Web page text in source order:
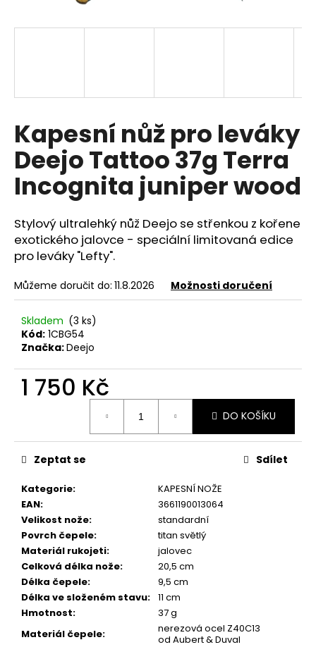
Kapesní nůž pro leváky
Deejo Tattoo 37g Terra
Incognita juniper wood
Stylový ultralehký nůž Deejo se střenkou z kořene
exotického jalovce - speciální limitovaná edice
pro leváky "Lefty".
Můžeme doručit do: 11.8.2026 Možnosti doručení
Skladem (3 ks)
Kód: 1CBG54
Značka:Deejo
1 750 Kč
DO KOŠÍKU
Kategorie:
KAPESNÍ NOŽE
EAN:
3661190013064
Velikost nože:
standardní
Povrch čepele:
titan světlý
Materiál rukojeti:
jalovec
Celková délka nože:
20,5 cm
Délka čepele:
9,5 cm
Délka ve složeném stavu: 11 cm
Hmotnost:
37 g
Materiál čepele:
nerezová ocel Z40C13
od Aubert & Duval
Zeptat se Sdílet
j
?
HLEDAT
D
o
p
r
u
č
u
e
m
DEEJO
37G
BICYCLE
EBONY
WOOD
750
Kč